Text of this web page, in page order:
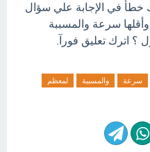
خطأ في الإجابة علي سؤال
سرعة والمسببة
؟ اترك تعليق فورآ.
سرعة والمسببة
لمعظم